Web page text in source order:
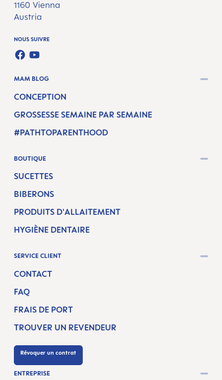
1160 Vienna
Austria
NOUS SUIVRE
FACEBOOK
YOUTUBE
MAM BLOG
CONCEPTION
GROSSESSE SEMAINE PAR SEMAINE
#PATHTOPARENTHOOD
BOUTIQUE
SUCETTES
BIBERONS
PRODUITS D'ALLAITEMENT
HYGIÈNE DENTAIRE
SERVICE CLIENT
CONTACT
FAQ
FRAIS DE PORT
TROUVER UN REVENDEUR
Révoquer un contrat
ENTREPRISE